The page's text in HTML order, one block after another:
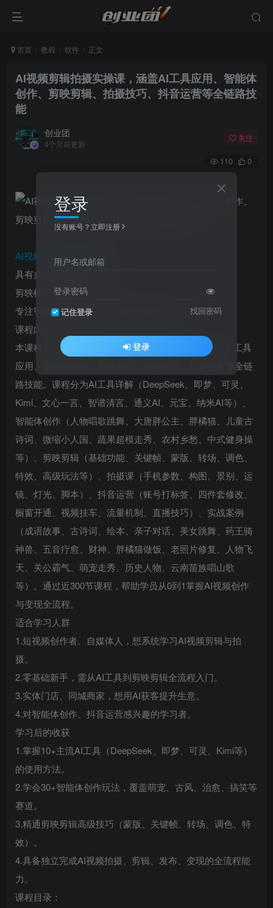
首页 教程 软件 正文
AI视频剪辑拍摄实操课，涵盖AI工具应用、智能体
创作、剪映剪辑、拍摄技巧、抖音运营等全链路技
能
创业团
4个月前更新
关注
110 0
AI视频剪辑拍摄实操课
具有多年短视频教学经验
剪映模板精英创作人
专注智能工具运用、剪映短视频全面教学
课程内容简介
本课程是一套系统化的AI视频剪辑拍摄实操课，涵盖AI工具
应用、智能体创作、剪映剪辑、拍摄技巧、抖音运营等全链
路技能。课程分为AI工具详解（DeepSeek、即梦、可灵、
Kimi、文心一言、智谱清言、通义AI、元宝、纳米AI等）、
智能体创作（人物唱歌跳舞、大唐胖公主、胖橘猫、儿童古
诗词、微缩小人国、蔬果超模走秀、农村乡愁、中式健身操
等）、剪映剪辑（基础功能、关键帧、蒙版、转场、调色、
特效、高级玩法等）、拍摄课（手机参数、构图、景别、运
镜、灯光、脚本）、抖音运营（账号打标签、四件套修改、
橱窗开通、视频挂车、流量机制、直播技巧）、实战案例
（成语故事、古诗词、绘本、亲子对话、美女跳舞、药王骑
神兽、五音疗愈、财神、胖橘猫做饭、老照片修复、人物飞
天、关公霸气、萌宠走秀、历史人物、云南苗族唱山歌
等）。通过近300节课程，帮助学员从0到1掌握AI视频创作
与变现全流程。
适合学习人群
1.短视频创作者、自媒体人，想系统学习AI视频剪辑与拍
摄。
2.零基础新手，需从AI工具到剪映剪辑全流程入门。
3.实体门店、同城商家，想用AI获客提升生意。
4.对智能体创作、抖音运营感兴趣的学习者。
学习后的收获
1.掌握10+主流AI工具（DeepSeek、即梦、可灵、Kimi等）
的使用方法。
2.学会30+智能体创作玩法，覆盖萌宠、古风、治愈、搞笑等
赛道。
3.精通剪映剪辑高级技巧（蒙版、关键帧、转场、调色、特
效）。
4.具备独立完成AI视频拍摄、剪辑、发布、变现的全流程能
力。
课程目录：
登录
没有账号？立即注册
用户名或邮箱
登录密码
记住登录 找回密码
登录